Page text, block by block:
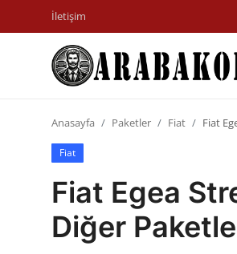
İletişim
Anasayfa Paketler Fiat Fiat
Fiat
Fiat Egea
Diğer